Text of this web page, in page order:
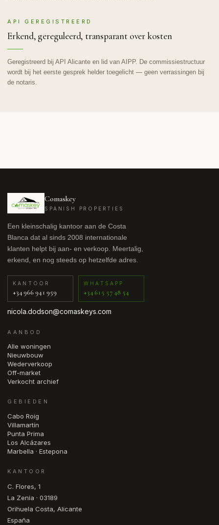
API GEREGISTREERD
Erkend, gereguleerd, transparant over kosten
Geregistreerd bij API Alicante en lid van AIPP. De commissiestructuur
wordt bij het eerste gesprek helder toegelicht — geen verrassingen bij
de notaris.
Comaskey
SPANISH PROPERTIES
Een kleinschalig kantoor aan de Costa
Blanca dat al sinds 2008 internationale
klanten helpt bij aan- en verkoop. Meertalig,
erkend, en nog steeds op hetzelfde adres.
KANTOOR
+34 966 941 959
WHATSAPP
+34 615 57 48 54
nicola.dodson@comaskeys.com
AANBOD
Alle woningen
Nieuwbouw
Wederverkoop
Off-market
Verkocht archief
GEBIEDEN
Cabo Roig
Villamartín
Punta Prima
Los Alcázares
Marbella · Estepona
KANTOOR
C. Flores, 1
La Zenia · 03189
Orihuela Costa, Alicante
España